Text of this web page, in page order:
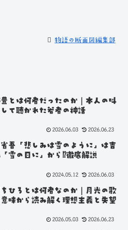
物語の断面図編集部
とは何者だったのか｜本人の叫
て聴かれた若者の神話
2026.06.03 2026.06.23
吾「悲しみは雪のように」は吉
雪の日に」から⁉徹底解説
2024.05.12 2026.06.03
ひろとは何者なのか｜月光の歌
味から読み解く理想主義と失望
2026.05.03 2026.06.23